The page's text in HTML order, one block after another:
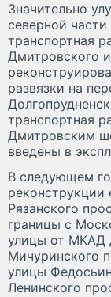
Значительно
северной
транспортная
Дмитровского
развязки на
транспортная
Дмитровским
введены в
В следующем
Рязанского
границы с
улицы от МКАД
Мичуринского
улицы
Ленинского